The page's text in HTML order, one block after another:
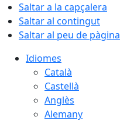
Saltar a la capçalera
Saltar al contingut
Saltar al peu de pàgina
Idiomes
Català
Castellà
Anglès
Alemany